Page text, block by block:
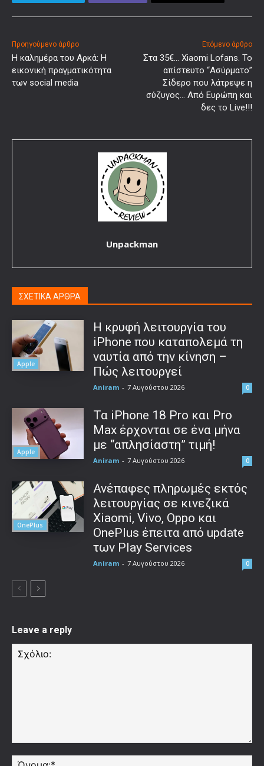
Προηγούμενο άρθρο
Η καλημέρα του Αρκά: Η
εικονική πραγματικότητα
των social media
Επόμενο άρθρο
Στα 35€… Xiaomi Lofans. Το
απίστευτο “Ασύρματο”
Σίδερο που λάτρεψε η
σύζυγος… Από Ευρώπη και
δες το Live!!!
Unpackman
ΣΧΕΤΙΚΑ ΑΡΘΡΑ
Apple
Η κρυφή λειτουργία του
iPhone που καταπολεμά τη
ναυτία από την κίνηση –
Πώς λειτουργεί
Aniram - 7 Αυγούστου 2026 0
Apple
Τα iPhone 18 Pro και Pro
Max έρχονται σε ένα μήνα
με “απλησίαστη” τιμή!
Aniram - 7 Αυγούστου 2026 0
OnePlus
Ανέπαφες πληρωμές εκτός
λειτουργίας σε κινεζικά
Xiaomi, Vivo, Oppo και
OnePlus έπειτα από update
των Play Services
Aniram - 7 Αυγούστου 2026 0
Leave a reply